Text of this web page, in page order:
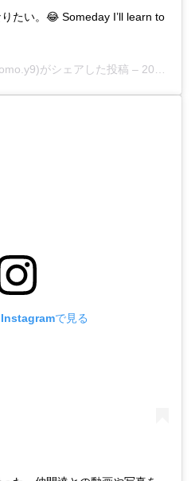
たい。😂 Someday I’ll learn to
がシェアした投稿 – 2020年 6月月21日午後8時07分PDT
で見る